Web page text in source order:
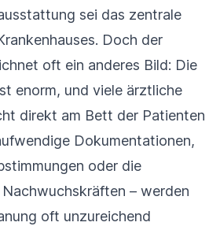
sei das zentrale
Doch der
oft ein anderes Bild: Die
enorm, und viele ärztliche
direkt am Bett der Patienten
Dokumentationen,
oder die
– werden
oft unzureichend